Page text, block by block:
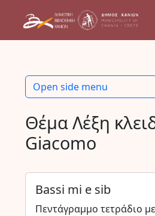
Θέμα Λέξη
Giacomo
Bassi mi e sib
Πεντάγραμμο τετράδιο
Open side menu